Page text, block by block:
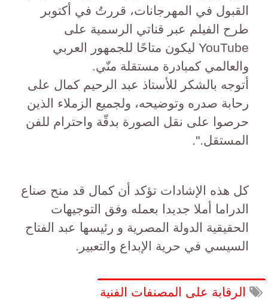
القبول في المهرجانات، قررتُ في أكتوبر
طرح الفيلم عبر قناتي الرسمية على
YouTube ليكون متاحًا للجمهور العربي
والعالمي كمبادرة مستقلة منّي.
أتوجه بالشكر للأستاذ عبد الرحيم كمال على
رحابة صدره وتوضيحه، ولجميع الزملاء الذين
حرصوا على نقل الصورة بدقّة واحترام للفن
المستقل.".
كل هذه الإشادات تؤكد أن كمال قد منح صناع
الدراما أملا جديدا بعمله وفق التوجيهات
الحقيقية الدولة المصرية و رئيسها عبد الفتاح
السيسي في حرية الإبداع والتعبير.
الرقابة على المصنفات الفنية